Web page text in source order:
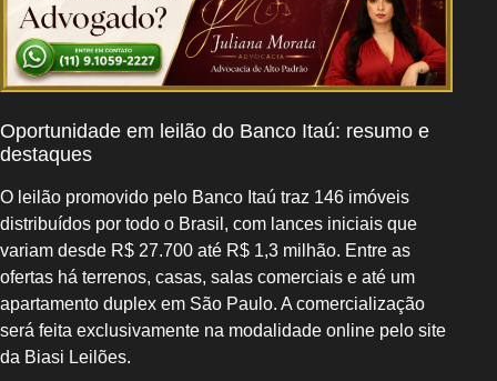
Oportunidade em leilão do Banco Itaú: resumo e
destaques
O leilão promovido pelo Banco Itaú traz 146 imóveis
distribuídos por todo o Brasil, com lances iniciais que
variam desde R$ 27.700 até R$ 1,3 milhão. Entre as
ofertas há terrenos, casas, salas comerciais e até um
apartamento duplex em São Paulo. A comercialização
será feita exclusivamente na modalidade online pelo site
da Biasi Leilões.